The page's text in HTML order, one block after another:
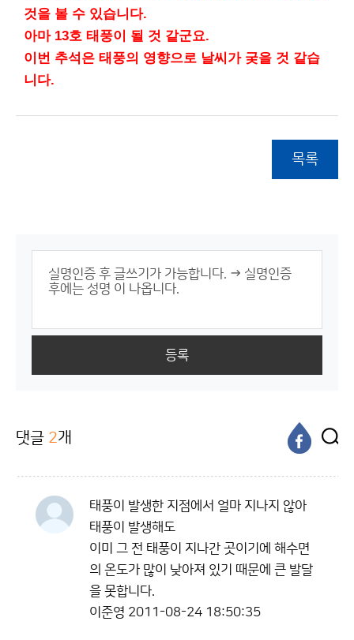
것을 볼 수 있습니다.
아마 13호 태풍이 될 것 같군요.
이번 추석은 태풍의 영향으로 날씨가 궂을 것 같습
니다.
목록
등록
댓글 2개
태풍이 발생한 지점에서 얼마 지나지 않아
태풍이 발생해도
이미 그 전 태풍이 지나간 곳이기에 해수면
의 온도가 많이 낮아져 있기 때문에 큰 발달
을 못합니다.
이준영 2011-08-24 18:50:35